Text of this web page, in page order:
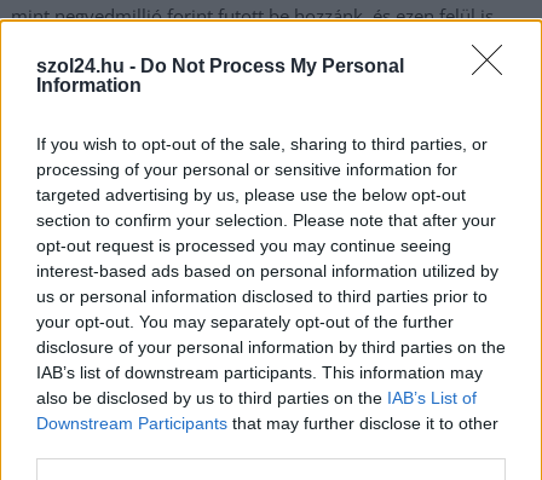
szol24.hu - Do Not Process My Personal
Information
If you wish to opt-out of the sale, sharing to third parties, or
processing of your personal or sensitive information for
targeted advertising by us, please use the below opt-out
section to confirm your selection. Please note that after your
opt-out request is processed you may continue seeing
interest-based ads based on personal information utilized by
us or personal information disclosed to third parties prior to
your opt-out. You may separately opt-out of the further
disclosure of your personal information by third parties on the
IAB’s list of downstream participants. This information may
also be disclosed by us to third parties on the IAB’s List of
Downstream Participants that may further disclose it to other
mint negyedmillió forint futott be hozzánk, és ezen felül is
JNSZ megyei hírek adomány,borsod24,gyűjtés,szabolcs24 ,szol24
támogatás
Szoros versenyben maradt Tiszabura
polgármestere Vavrik Géza
2025.10.06. Fazekas Adrián
Október 5-én,
vasárnap rendhagyó
keretek között tartottak